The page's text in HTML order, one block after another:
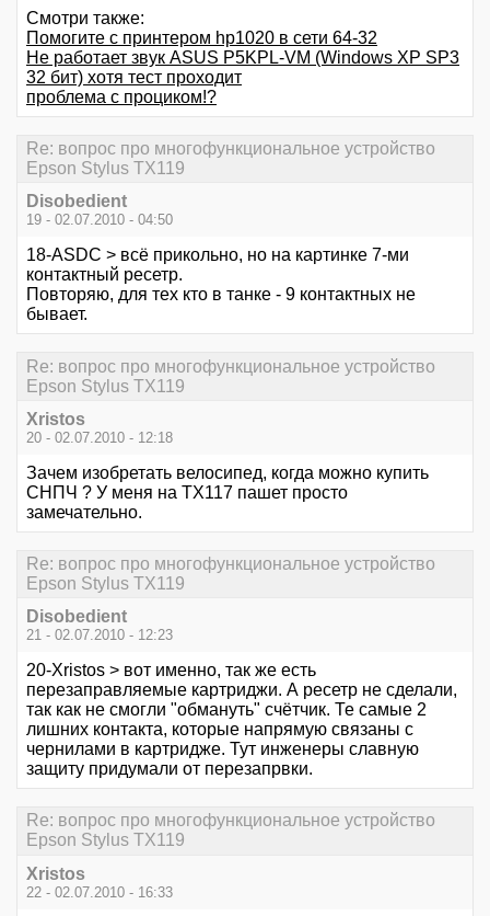
Смотри также:
Помогите с принтером hp1020 в сети 64-32
Не работает звук ASUS P5KPL-VM (Windows XP SP3
32 бит) хотя тест проходит
проблема с проциком!?
Re: вопрос про многофункциональное устройство
Epson Stylus TX119
Disobedient
19 - 02.07.2010 - 04:50
18-ASDC > всё прикольно, но на картинке 7-ми
контактный ресетр.
Повторяю, для тех кто в танке - 9 контактных не
бывает.
Re: вопрос про многофункциональное устройство
Epson Stylus TX119
Xristos
20 - 02.07.2010 - 12:18
Зачем изобретать велосипед, когда можно купить
СНПЧ ? У меня на TX117 пашет просто
замечательно.
Re: вопрос про многофункциональное устройство
Epson Stylus TX119
Disobedient
21 - 02.07.2010 - 12:23
20-Xristos > вот именно, так же есть
перезаправляемые картриджи. А ресетр не сделали,
так как не смогли "обмануть" счётчик. Те самые 2
лишних контакта, которые напрямую связаны с
чернилами в картридже. Тут инженеры славную
защиту придумали от перезапрвки.
Re: вопрос про многофункциональное устройство
Epson Stylus TX119
Xristos
22 - 02.07.2010 - 16:33